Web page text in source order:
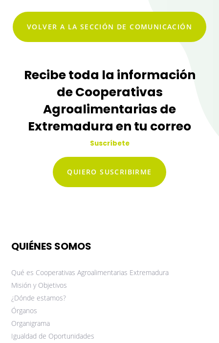
VOLVER A LA SECCIÓN DE COMUNICACIÓN
Recibe toda la información
de Cooperativas
Agroalimentarias de
Extremadura en tu correo
Suscríbete
QUIERO SUSCRIBIRME
QUIÉNES SOMOS
Qué es Cooperativas Agroalimentarias Extremadura
Misión y Objetivos
¿Dónde estamos?
Órganos
Organigrama
Igualdad de Oportunidades